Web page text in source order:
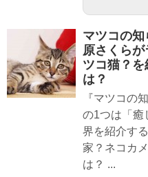
マツコの
原さくら
ツコ猫？
は？
『マツコの
の1つは「癒
界を紹介す
家？ネコカ
は？ ...